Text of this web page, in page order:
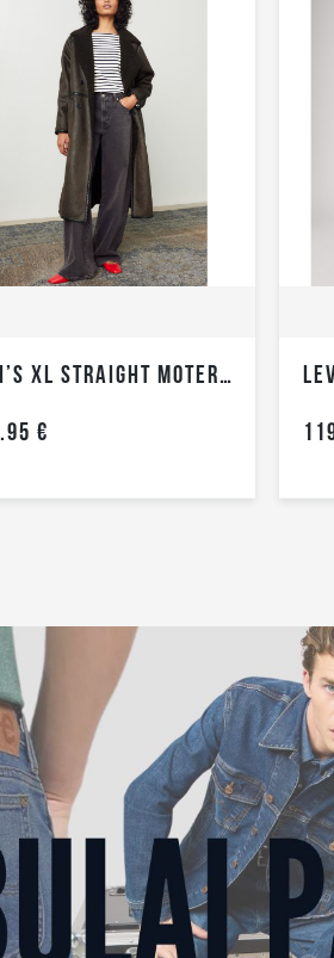
LEVI’S XL STRAIGHT MOTERIŠKI DŽINSAI
€